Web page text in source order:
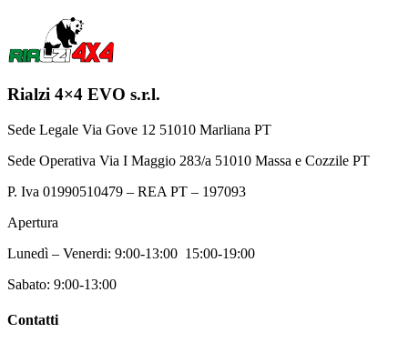
Rialzi 4×4 EVO s.r.l.
Sede Legale Via Gove 12 51010 Marliana PT
Sede Operativa Via I Maggio 283/a 51010 Massa e Cozzile PT
P. Iva 01990510479 – REA PT – 197093
Apertura
Lunedì – Venerdi: 9:00-13:00 15:00-19:00
Sabato: 9:00-13:00
Contatti